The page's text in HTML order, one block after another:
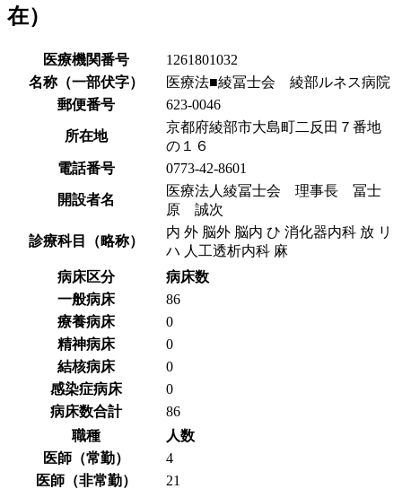
在）
医療機関番号
1261801032
名称（一部伏字）
医療法■綾冨士会 綾部ルネス病院
郵便番号
623-0046
所在地
京都府綾部市大島町二反田７番地
の１６
電話番号
0773-42-8601
開設者名
医療法人綾冨士会 理事長 冨士
原 誠次
診療科目（略称）
内 外 脳外 脳内 ひ 消化器内科 放 リ
ハ 人工透析内科 麻
病床区分
病床数
一般病床
86
療養病床
0
精神病床
0
結核病床
0
感染症病床
0
病床数合計
86
職種
人数
医師（常勤）
4
医師（非常勤）
21